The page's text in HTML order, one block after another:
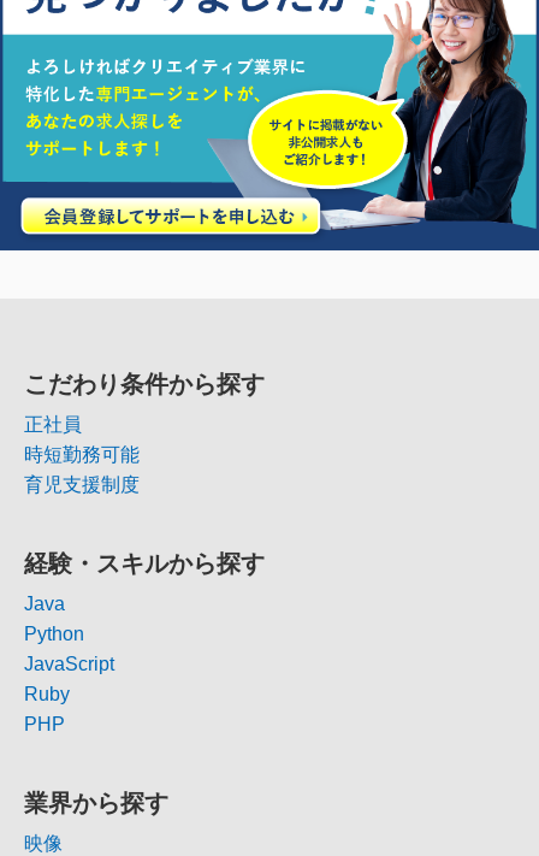
こだわり条件から探す
正社員
時短勤務可能
育児支援制度
経験・スキルから探す
Java
Python
JavaScript
Ruby
PHP
業界から探す
映像